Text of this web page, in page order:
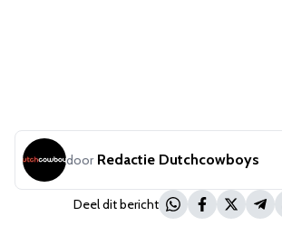
door Redactie Dutchcowboys
Deel dit bericht